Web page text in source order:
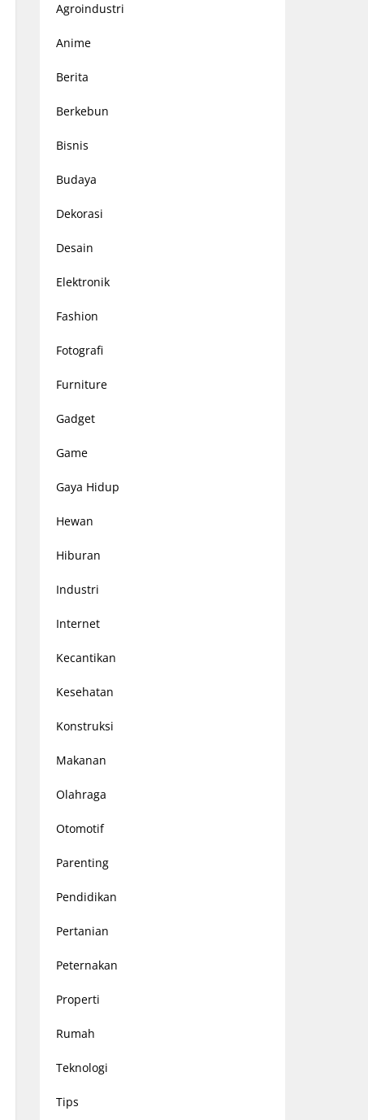
Agroindustri
Anime
Berita
Berkebun
Bisnis
Budaya
Dekorasi
Desain
Elektronik
Fashion
Fotografi
Furniture
Gadget
Game
Gaya Hidup
Hewan
Hiburan
Industri
Internet
Kecantikan
Kesehatan
Konstruksi
Makanan
Olahraga
Otomotif
Parenting
Pendidikan
Pertanian
Peternakan
Properti
Rumah
Teknologi
Tips